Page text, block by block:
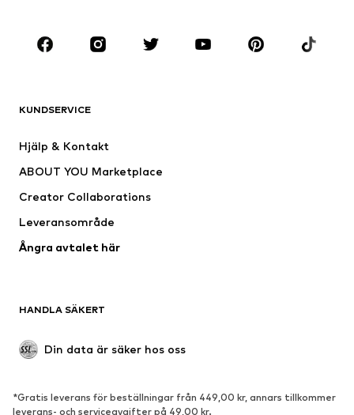
Premium
Nytt
Underkläder
Kappor
Badkläder
Upcycling
Populärt
KUNDSERVICE
Hjälp & Kontakt
ABOUT YOU Marketplace
Creator Collaborations
Leveransområde
Ångra avtalet här
HANDLA SÄKERT
Din data är säker hos oss
*Gratis leverans för beställningar från 449,00 kr, annars tillkommer
leverans- och serviceavgifter på 49,00 kr.